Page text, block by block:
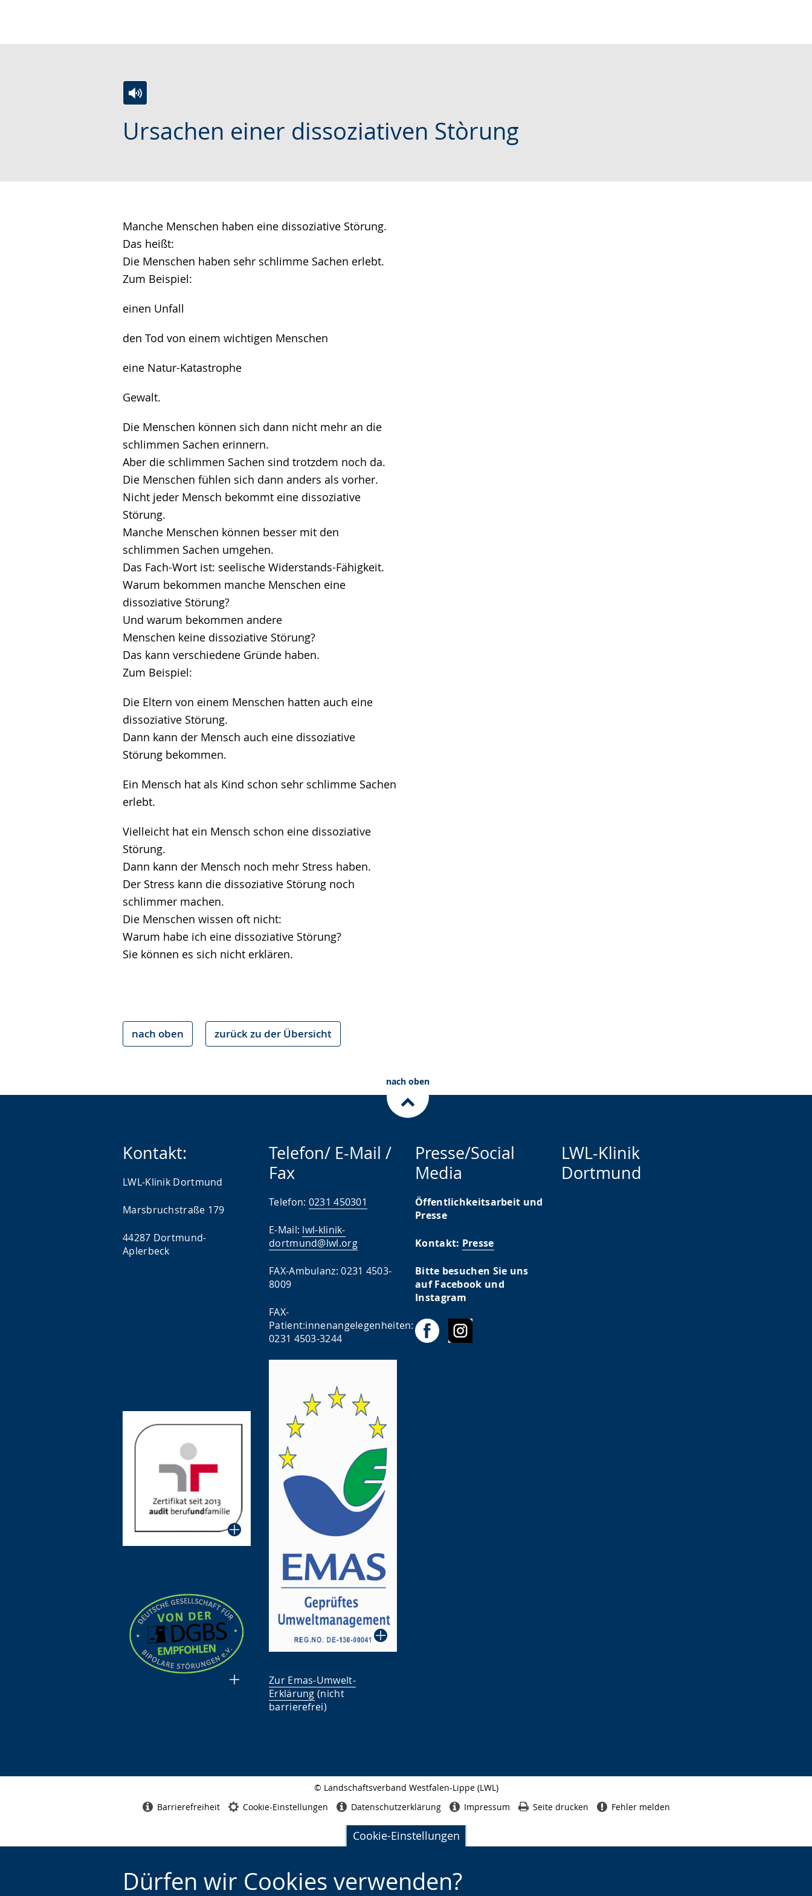
Cookie-Einstellungen
Dürfen wir Cookies verwenden?
Leichten
Audio-
Video
Gebärdensprache
angezeigt.
Ursachen einer dissoziativen Stòrung
Manche Menschen haben eine dissoziative Störung.
Das heißt:
Die Menschen haben sehr schlimme Sachen erlebt.
Zum Beispiel:
einen Unfall
den Tod von einem wichtigen Menschen
eine Natur-Katastrophe
Gewalt.
Die Menschen können sich dann nicht mehr an die
schlimmen Sachen erinnern.
Aber die schlimmen Sachen sind trotzdem noch da.
Die Menschen fühlen sich dann anders als vorher.
Nicht jeder Mensch bekommt eine dissoziative
Störung.
Manche Menschen können besser mit den
schlimmen Sachen umgehen.
Das Fach-Wort ist: seelische Widerstands-Fähigkeit.
Warum bekommen manche Menschen eine
dissoziative Störung?
Und warum bekommen andere
Menschen keine dissoziative Störung?
Das kann verschiedene Gründe haben.
Zum Beispiel:
Die Eltern von einem Menschen hatten auch eine
dissoziative Störung.
Dann kann der Mensch auch eine dissoziative
Störung bekommen.
Ein Mensch hat als Kind schon sehr schlimme Sachen
erlebt.
Vielleicht hat ein Mensch schon eine dissoziative
Störung.
Dann kann der Mensch noch mehr Stress haben.
Der Stress kann die dissoziative Störung noch
schlimmer machen.
Die Menschen wissen oft nicht:
Warum habe ich eine dissoziative Störung?
Sie können es sich nicht erklären.
nach oben zurück zu der Übersicht
nach oben
Kontakt:
LWL-Klinik Dortmund
Marsbruchstraße 179
44287 Dortmund-
Aplerbeck
Telefon/ E-Mail /
Fax
Telefon: 0231 450301
E-Mail: lwl-klinik-
dortmund@lwl.org
FAX-Ambulanz: 0231 4503-
8009
FAX-
Patient:innenangelegenheiten:
0231 4503-3244
Zur Emas-Umwelt-
Erklärung (nicht
barrierefrei)
Presse/Social
Media
Öffentlichkeitsarbeit und
Presse
Kontakt: Presse
Bitte besuchen Sie uns
auf Facebook und
Instagram
LWL-Klinik
Dortmund
© Landschaftsverband Westfalen-Lippe (LWL)
Barrierefreiheit Cookie-Einstellungen Datenschutzerklärung Impressum Seite drucken Fehler melden